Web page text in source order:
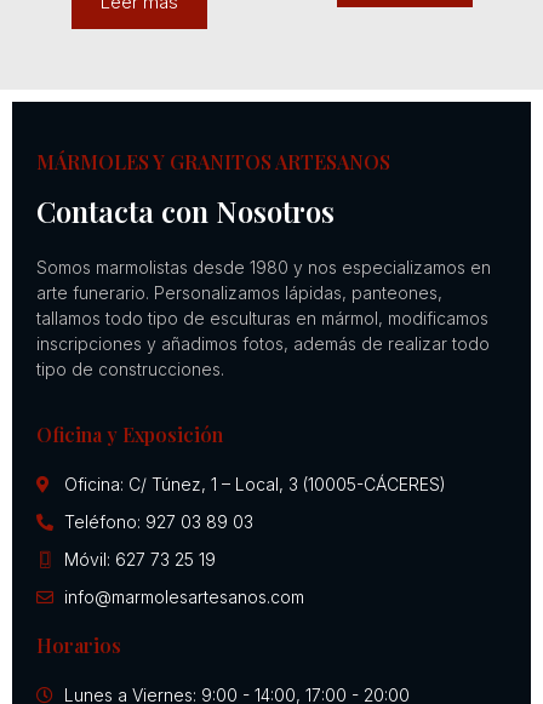
MÁRMOLES Y GRANITOS ARTESANOS
Contacta con Nosotros
Somos marmolistas desde 1980 y nos especializamos en
arte funerario. Personalizamos lápidas, panteones,
tallamos todo tipo de esculturas en mármol, modificamos
inscripciones y añadimos fotos, además de realizar todo
tipo de construcciones.
Oficina y Exposición
Oficina: C/ Túnez, 1 – Local, 3 (10005-CÁCERES)
Teléfono: 927 03 89 03
Móvil: 627 73 25 19
info@marmolesartesanos.com
Horarios
Lunes a Viernes: 9:00 - 14:00, 17:00 - 20:00